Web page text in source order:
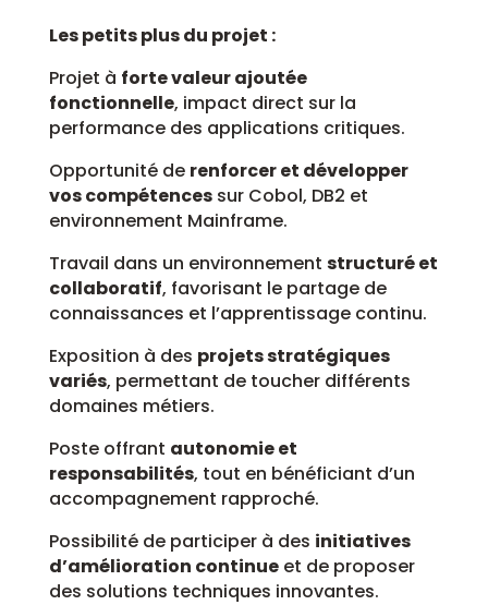
Les petits plus du projet :
Projet à forte valeur ajoutée
fonctionnelle, impact direct sur la
performance des applications critiques.
Opportunité de renforcer et développer
vos compétencessur Cobol, DB2 et
environnement Mainframe.
Travail dans un environnement structuré et
collaboratif, favorisant le partage de
connaissances et l’apprentissage continu.
Exposition à des projets stratégiques
variés, permettant de toucher différents
domaines métiers.
Poste offrant autonomie et
responsabilités, tout en bénéficiant d’un
accompagnement rapproché.
Possibilité de participer à des initiatives
d’amélioration continueet de proposer
des solutions techniques innovantes.